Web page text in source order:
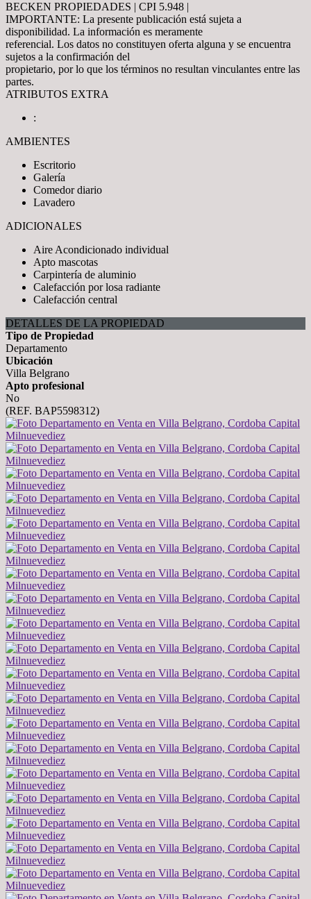
BECKEN PROPIEDADES | CPI 5.948 |
IMPORTANTE: La presente publicación está sujeta a
disponibilidad. La información es meramente
referencial. Los datos no constituyen oferta alguna y se encuentra
sujetos a la confirmación del
propietario, por lo que los términos no resultan vinculantes entre las
partes.
ATRIBUTOS EXTRA
:
AMBIENTES
Escritorio
Galería
Comedor diario
Lavadero
ADICIONALES
Aire Acondicionado individual
Apto mascotas
Carpintería de aluminio
Calefacción por losa radiante
Calefacción central
DETALLES DE LA PROPIEDAD
Tipo de Propiedad
Departamento
Ubicación
Villa Belgrano
Apto profesional
No
(REF. BAP5598312)